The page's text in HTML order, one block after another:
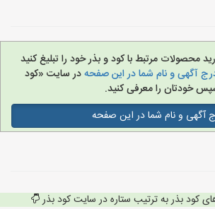
محصولات مرتبط با کود و بذر خود را تبلیغ کنید
آگهی و نام شما در این صفحهدر سایت «کود
خودتان را معرفی کنید.
آگهی و نام شما در این صفحه
کود بذر به ترتیب ستاره در سایت کود بذر